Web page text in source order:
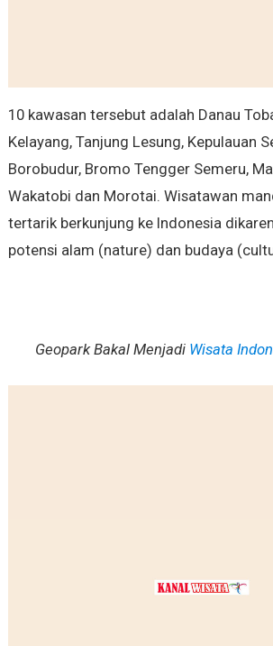
10 kawasan tersebut adalah Danau
Kelayang, Tanjung Lesung, Kepulauan
Borobudur, Bromo Tengger Semeru,
Wakatobi dan Morotai. Wisatawan
tertarik berkunjung ke Indonesia
potensi alam (nature) dan budaya
Geopark Bakal Menjadi Wisata